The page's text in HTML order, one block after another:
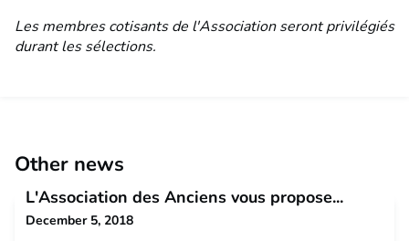
Les membres cotisants de l'Association seront privilégiés
durant les sélections.
Other news
L'Association des Anciens vous propose...
December 5, 2018